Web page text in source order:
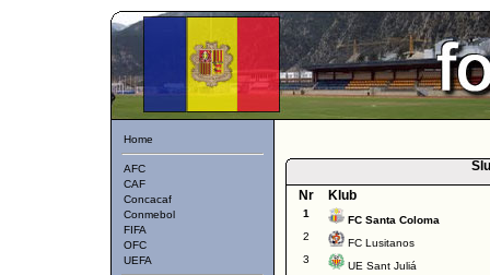
Home
AFC
CAF
Concacaf
Conmebol
FIFA
OFC
UEFA
Nr
Klub
1
FC Santa Coloma
2
FC Lusitanos
3
UE Sant Juliá